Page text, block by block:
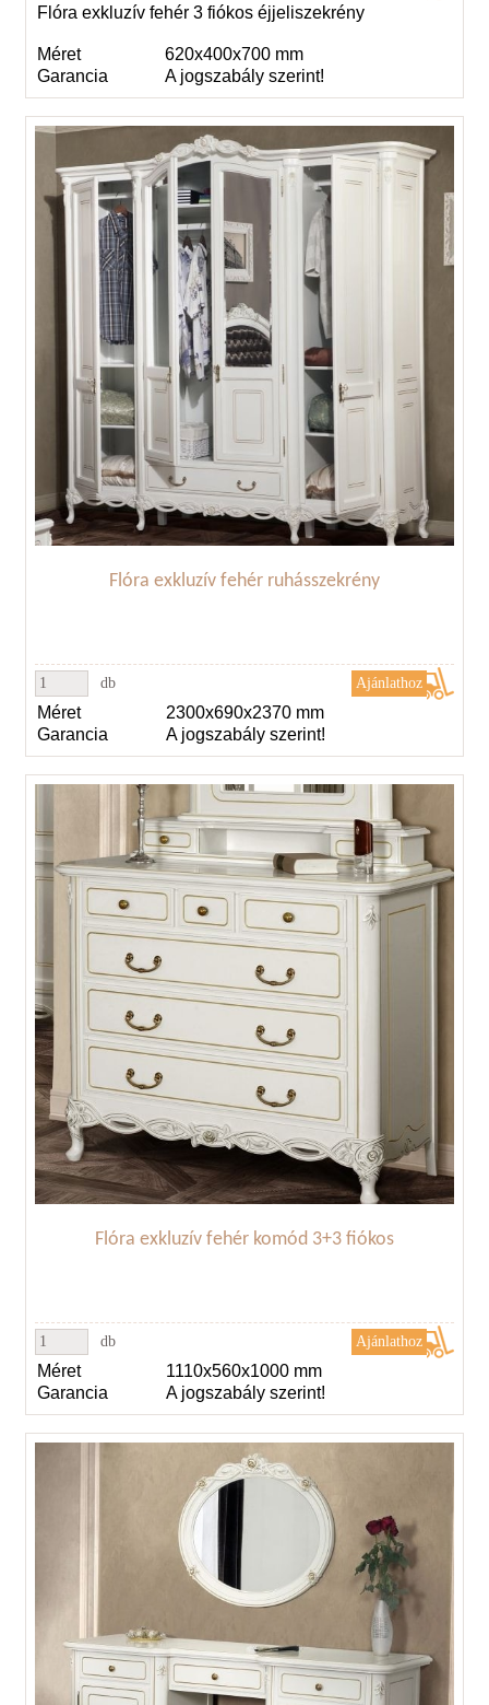
Flóra exkluzív fehér 3 fiókos éjjeliszekrény
Méret
620x400x700 mm
Garancia
A jogszabály szerint!
Flóra exkluzív fehér ruhásszekrény
db
Méret
2300x690x2370 mm
Garancia
A jogszabály szerint!
Flóra exkluzív fehér komód 3+3 fiókos
db
Méret
1110x560x1000 mm
Garancia
A jogszabály szerint!